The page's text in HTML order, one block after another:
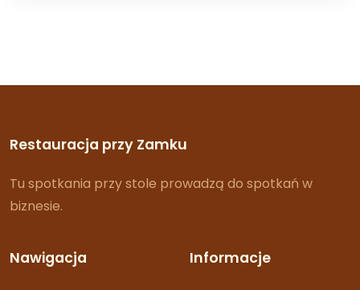
Restauracja przy Zamku
Tu spotkania przy stole prowadzą do spotkań w
biznesie.
Nawigacja Informacje